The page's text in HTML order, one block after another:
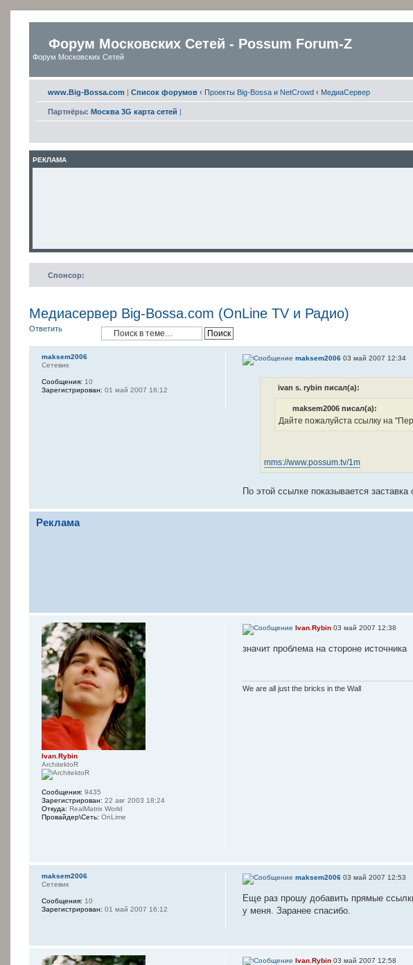
Форум Московских Сетей - Possum Forum-Z
Форум Московских Сетей
www.Big-Bossa.com | Список форумов ‹ Проекты Big-Bossa и NetCrowd ‹ МедиаСервер
Партнёры: Москва 3G карта сетей |
РЕКЛАМА
Спонсор:
Медиасервер Big-Bossa.com (OnLine TV и Радио)
Ответить
maksem200603 май 2007 12:34
ivan s. rybin писал(а):
maksem2006 писал(а):
Дайте пожалуйста ссылку на
mms://www.possum.tv/1m
По этой ссылке показывается
maksem2006
Сетевик
Сообщения: 10
Зарегистрирован: 01 май 2007 16:12
Реклама
Ivan.Rybin03 май 2007 12:38
значит проблема на стороне источника
We are all just the bricks in the Wall
Ivan.Rybin
ArchitektoR
Сообщения: 9435
Зарегистрирован: 22 авг 2003 18:24
Откуда: RealMatrix World
Провайдер\Сеть: OnLime
maksem200603 май 2007 12:53
Еще раз прошу добавить прямые
у меня. Заранее спасибо.
maksem2006
Сетевик
Сообщения: 10
Зарегистрирован: 01 май 2007 16:12
Ivan.Rybin03 май 2007 12:58